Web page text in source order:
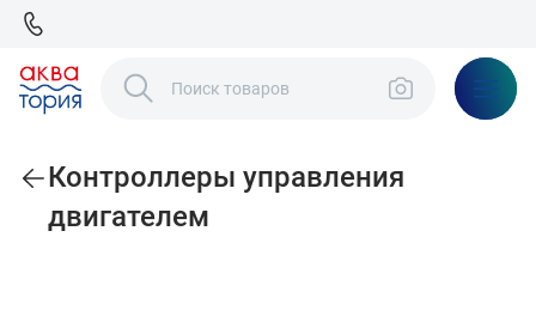
Контроллеры управления
двигателем